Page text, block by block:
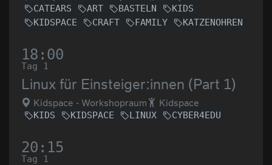
CATEARS ART BASTELN
KIDS
KIDSPACE
CRAFT FAMILY KATZENOHREN
18:00
Tag 1
Linux für Einsteiger:innen (Part 1)
Kidspace - Workshopraum Kidspace
KIDS KIDSPACE LINUX CYBER4EDU
20:15
Tag 1